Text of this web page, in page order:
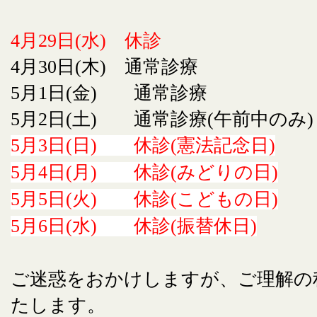
4月29日(水) 休診
4月30日(木) 通常診療
5月1日(金) 通常診療
5月2日(土) 通常診療(午前中のみ)
5月3日(日) 休診(憲法記念日)
5月4日(月) 休診(みどりの日)
5月5日(火) 休診(こどもの日)
5月6日(水) 休診(振替休日)
ご迷惑をおかけしますが、ご理解
たします。